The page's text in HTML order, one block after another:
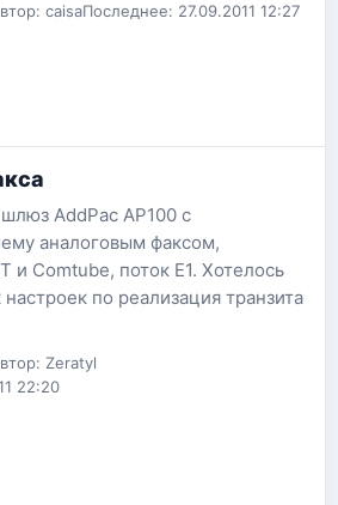
caisaПоследнее: 27.09.2011 12:27
AddPac AP100 с
аналоговым факсом,
и Comtube, поток E1. Хотелось
по реализация транзита
Zeratyl
22:20